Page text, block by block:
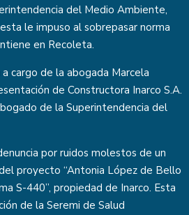
del Medio Ambiente,
le impuso al sobrepasar norma
en Recoleta.
cargo de la abogada Marcela
de Constructora Inarco S.A.
de la Superintendencia del
por ruidos molestos de un
proyecto “Antonia López de Bello
S-440”, propiedad de Inarco. Esta
de la Seremi de Salud